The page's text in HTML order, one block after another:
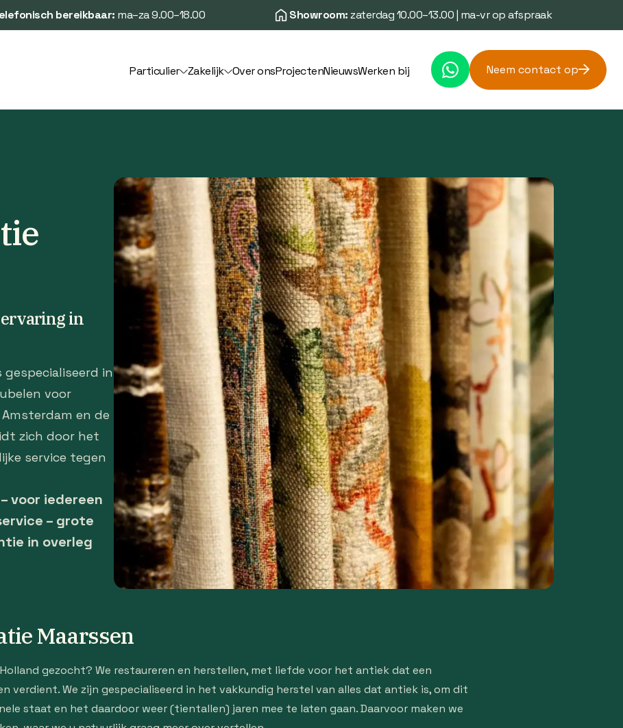
bereikbaar: ma–za 9.00–18.00 Showroom:zaterdag 10.00–13.00 | ma-vr op afspraak
Particulier Zakelijk Over onsProjectenNieuwsWerken bij Neem contact op
ervaring in
in
voor
en de
zich door het
service tegen
voor iedereen
– grote
in overleg
Maarssen
gezocht? We restaureren en herstellen, met liefde voor het antiek dat een
verdient. We zijn gespecialiseerd in het vakkundig herstel van alles dat antiek is, om dit
staat en het daardoor weer (tientallen) jaren mee te laten gaan. Daarvoor maken we